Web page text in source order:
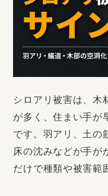
WORKS
施工事例
お知らせ
コラム
会社概要
シロアリ被害は、木
が多く、住まい手が
です。羽アリ、土の
床の沈みなどが手が
だけで種類や被害範